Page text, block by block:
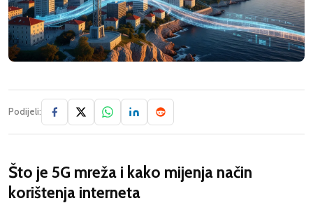
Podijeli:
Što je 5G mreža i kako mijenja način
korištenja interneta